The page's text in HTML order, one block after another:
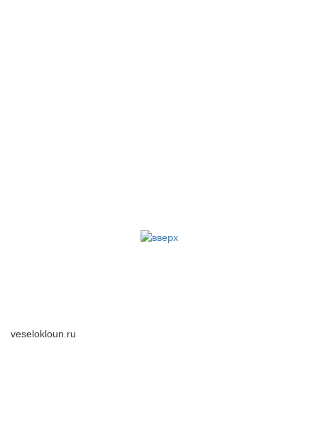
veselokloun.ru